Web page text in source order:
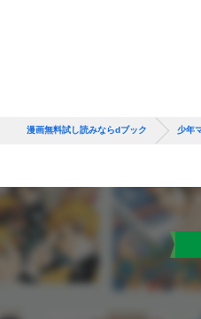
漫画無料試し読みならdブック 少年